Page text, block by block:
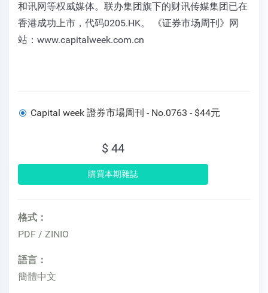
和讯网等权威媒体。联办集团旗下的财讯传媒集团已在
香港成功上市，代码0205.HK。 《证券市场周刊》网
站：www.capitalweek.com.cn
Capital week 證券市場周刊 - No.0763 - $44元
$ 44
格式：
PDF / ZINIO
語言：
簡體中文